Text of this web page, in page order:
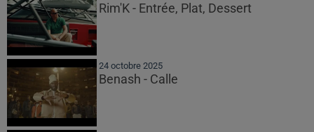
Rim'K - Entrée, Plat, Dessert
24 octobre 2025
Benash - Calle